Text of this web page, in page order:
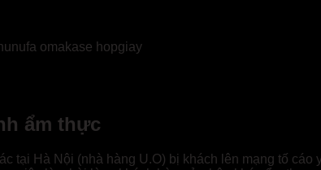
omakase hopgiay
ẩm thực
tại Hà Nội (nhà hàng U.O) bị khách lên mạng tố